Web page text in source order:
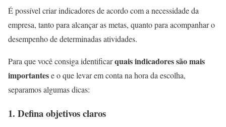
É possível criar indicadores de acordo com a necessidade da
empresa, tanto para alcançar as metas, quanto para acompanhar o
desempenho de determinadas atividades.
Para que você consiga identificarquais indicadores são mais
importantese o que levar em conta na hora da escolha,
separamos algumas dicas:
1. Defina objetivos claros